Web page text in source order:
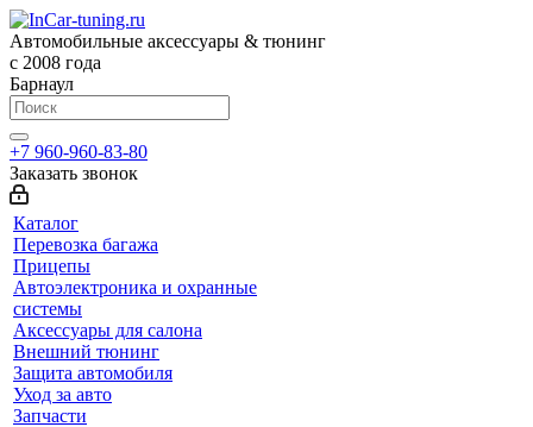
Автомобильные аксессуары & тюнинг
с 2008 года
Барнаул
+7 960-960-83-80
Заказать звонок
Каталог
Перевозка багажа
Прицепы
Автоэлектроника и охранные
системы
Аксессуары для салона
Внешний тюнинг
Защита автомобиля
Уход за авто
Запчасти